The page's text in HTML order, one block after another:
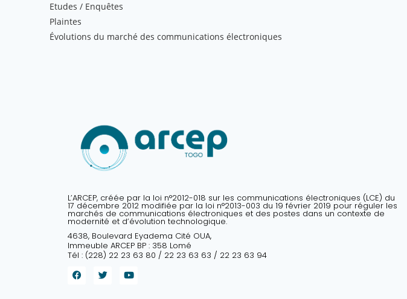
Etudes / Enquêtes
Plaintes
Évolutions du marché des communications électroniques
L’ARCEP, créée par la loi n°2012-018 sur les communications électroniques (LCE) du
17 décembre 2012 modifiée par la loi n°2013-003 du 19 février 2019 pour réguler les
marchés de communications électroniques et des postes dans un contexte de
modernité et d’évolution technologique.
4638, Boulevard Eyadema Cité OUA,
Immeuble ARCEP BP : 358 Lomé
Tél : (228) 22 23 63 80 / 22 23 63 63 / 22 23 63 94